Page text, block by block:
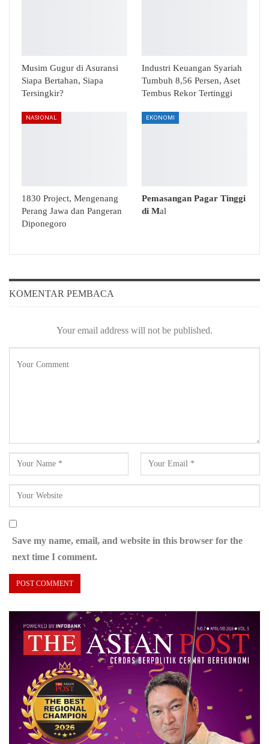
Musim Gugur di Asuransi
Siapa Bertahan, Siapa
Tersingkir?
Industri Keuangan Syariah
Tumbuh 8,56 Persen, Aset
Tembus Rekor Tertinggi
NASIONAL
1830 Project, Mengenang
Perang Jawa dan Pangeran
Diponegoro
EKONOMI
Pemasangan Pagar Tinggi
di Mal
KOMENTAR PEMBACA
Your email address will not be published.
Save my name, email, and website in this browser for the
next time I comment.